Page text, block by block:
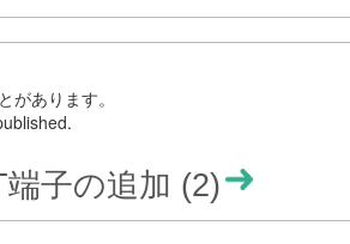
あります。
子の追加 (2)